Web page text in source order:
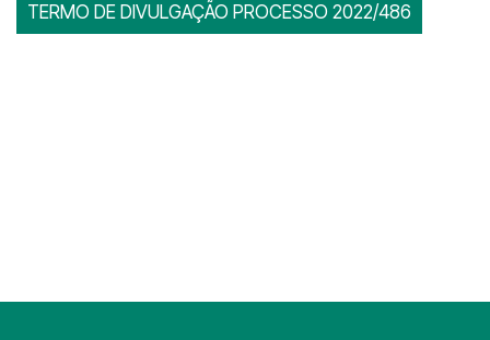
TERMO DE DIVULGAÇÃO PROCESSO 2022/486